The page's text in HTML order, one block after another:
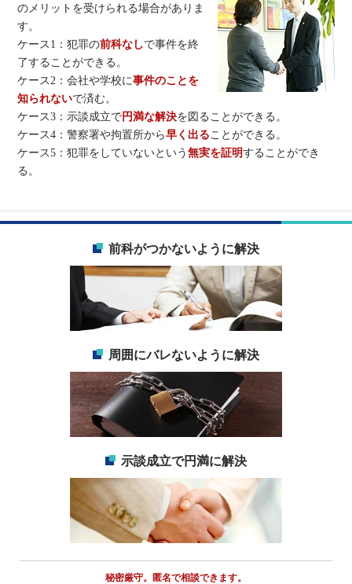
前科がつかないように解決
周囲にバレないように解決
示談成立で円満に解決
秘密厳守。匿名で相談できます。
のメリットを受けられる場合がありま
す。
ケース1：犯罪の前科なしで事件を終
了することができる。
ケース2：会社や学校に事件のことを
知られないで済む。
ケース3：示談成立で円満な解決を図ることができる。
ケース4：警察署や拘置所から早く出ることができる。
ケース5：犯罪をしていないという無実を証明することができ
る。